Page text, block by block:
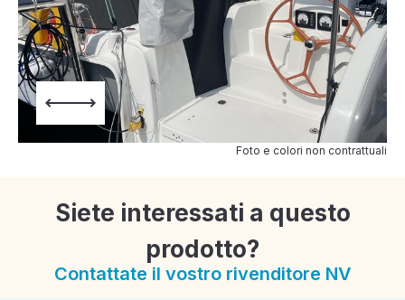
Foto e colori non contrattuali
Siete interessati a questo
prodotto?
Contattate il vostro rivenditore NV